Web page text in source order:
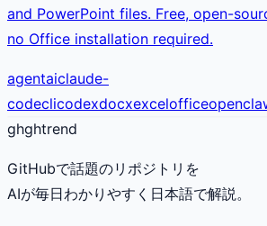
and PowerPoint files. Free, open-
no Office installation required.
agentaiclaude-
codeclicodexdocxexceloffice
ghghtrend
GitHubで話題のリポジトリを
AIが毎日わかりやすく日本語で解説。